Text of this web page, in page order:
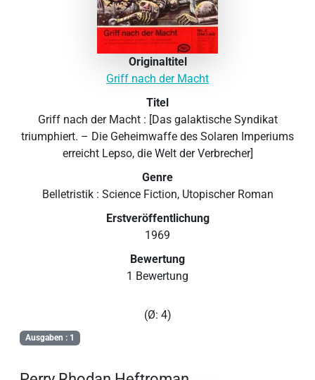
Originaltitel
Griff nach der Macht
Titel
Griff nach der Macht : [Das galaktische Syndikat
triumphiert. – Die Geheimwaffe des Solaren Imperiums
erreicht Lepso, die Welt der Verbrecher]
Genre
Belletristik : Science Fiction, Utopischer Roman
Erstveröffentlichung
1969
Bewertung
1 Bewertung
(Ø: 4)
Ausgaben : 1